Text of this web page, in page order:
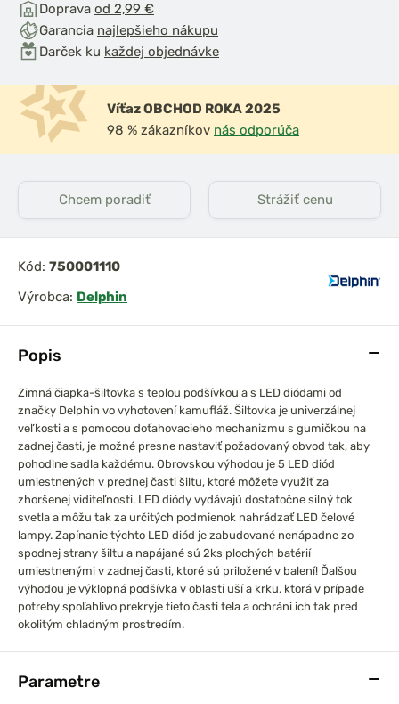
Popis
Zimná čiapka-šiltovka s teplou podšívkou a s LED diódami od
značky Delphin vo vyhotovení kamufláž. Šiltovka je univerzálnej
veľkosti a s pomocou doťahovacieho mechanizmu s gumičkou na
zadnej časti, je možné presne nastaviť požadovaný obvod tak, aby
pohodlne sadla každému. Obrovskou výhodou je 5 LED diód
umiestnených v prednej časti šiltu, ktoré môžete využiť za
zhoršenej viditeľnosti. LED diódy vydávajú dostatočne silný tok
svetla a môžu tak za určitých podmienok nahrádzať LED čelové
lampy. Zapínanie týchto LED diód je zabudované nenápadne zo
spodnej strany šiltu a napájané sú 2ks plochých batérií
umiestnenými v zadnej časti, ktoré sú priložené v balení! Ďalšou
výhodou je výklopná podšívka v oblasti uší a krku, ktorá v prípade
potreby spoľahlivo prekryje tieto časti tela a ochráni ich tak pred
okolitým chladným prostredím.
Parametre
Doprava od 2,99 €
Garancia najlepšieho nákupu
Darček ku každej objednávke
Víťaz OBCHOD ROKA 2025
98 % zákazníkov nás odporúča
Chcem poradiť Strážiť cenu
Kód: 750001110
Výrobca: Delphin